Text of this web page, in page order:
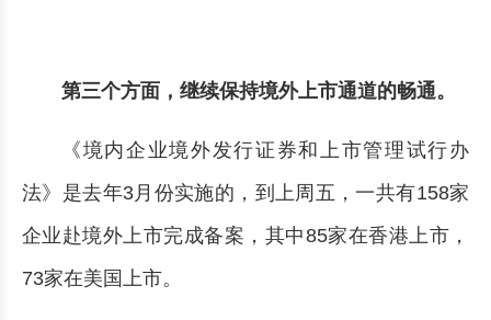
第三个方面，继续保持境外上市通道的畅通。
《境内企业境外发行证券和上市管理试行办
法》是去年3月份实施的，到上周五，一共有158家
企业赴境外上市完成备案，其中85家在香港上市，
73家在美国上市。